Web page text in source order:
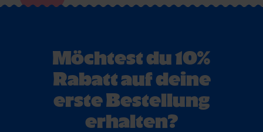
Möchtest du 10%
Rabatt auf deine
erste Bestellung
erhalten?